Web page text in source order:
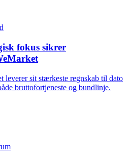
fokus sikrer
leverer sit stærkeste regnskab til dato
bruttofortjeneste og bundlinje.